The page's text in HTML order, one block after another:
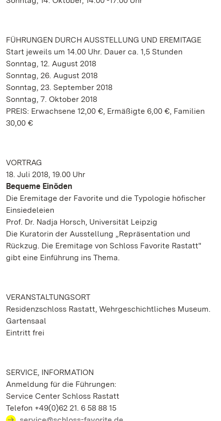
FÜHRUNGEN DURCH AUSSTELLUNG UND EREMITAGE
Start jeweils um 14.00 Uhr. Dauer ca. 1,5 Stunden
Sonntag, 12. August 2018
Sonntag, 26. August 2018
Sonntag, 23. September 2018
Sonntag, 7. Oktober 2018
PREIS: Erwachsene 12,00 €, Ermäßigte 6,00 €, Familien
30,00 €
VORTRAG
18. Juli 2018, 19.00 Uhr
Bequeme Einöden
Die Eremitage der Favorite und die Typologie höfischer
Einsiedeleien
Prof. Dr. Nadja Horsch, Universität Leipzig
Die Kuratorin der Ausstellung „Repräsentation und
Rückzug. Die Eremitage von Schloss Favorite Rastatt"
gibt eine Einführung ins Thema.
VERANSTALTUNGSORT
Residenzschloss Rastatt, Wehrgeschichtliches Museum.
Gartensaal
Eintritt frei
SERVICE, INFORMATION
Anmeldung für die Führungen:
Service Center Schloss Rastatt
Telefon +49(0)62 21. 6 58 88 15